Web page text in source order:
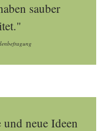
sauber
neue Ideen